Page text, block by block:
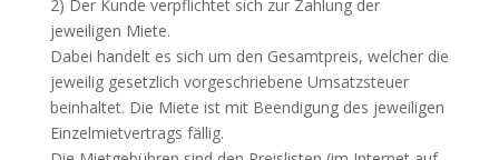
2) Der Kunde verpflichtet sich zur Zahlung der
jeweiligen Miete.
Dabei handelt es sich um den Gesamtpreis, welcher die
jeweilig gesetzlich vorgeschriebene Umsatzsteuer
beinhaltet. Die Miete ist mit Beendigung des jeweiligen
Einzelmietvertrags fällig.